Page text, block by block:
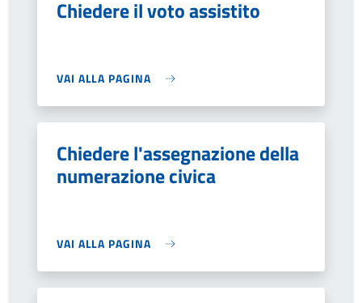
Chiedere il voto assistito
VAI ALLA PAGINA
Chiedere l'assegnazione della
numerazione civica
VAI ALLA PAGINA